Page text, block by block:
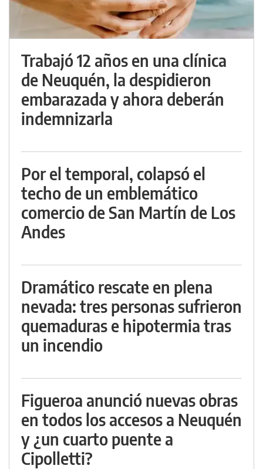
Trabajó 12 años en una clínica
de Neuquén, la despidieron
embarazada y ahora deberán
indemnizarla
Por el temporal, colapsó el
techo de un emblemático
comercio de San Martín de Los
Andes
Dramático rescate en plena
nevada: tres personas sufrieron
quemaduras e hipotermia tras
un incendio
Figueroa anunció nuevas obras
en todos los accesos a Neuquén
y ¿un cuarto puente a
Cipolletti?